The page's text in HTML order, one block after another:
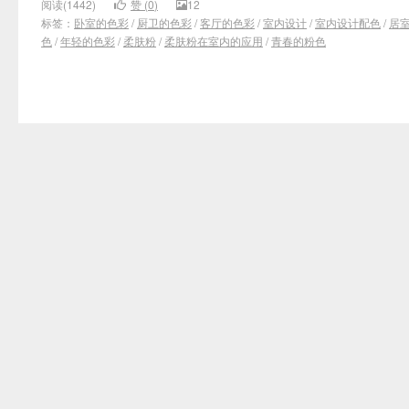
阅读(1442) 赞 (0)
12
标签： 卧室的色彩 / 厨卫的色彩 /客厅的色彩 /室内设计/室内设计配色 / 居
色 /年轻的色彩 / 柔肤粉/ 柔肤粉在室内的应用 /青春的粉色